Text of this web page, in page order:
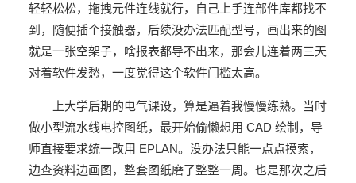
轻轻松松，拖拽元件连线就行，自己上手连部件库都找不
到，随便插个接触器，后续没办法匹配型号，画出来的图
就是一张空架子，啥报表都导不出来，那会儿连着两三天
对着软件发愁，一度觉得这个软件门槛太高。
上大学后期的电气课设，算是逼着我慢慢练熟。当时
做小型流水线电控图纸，最开始偷懒想用 CAD 绘制，导
师直接要求统一改用 EPLAN。没办法只能一点点摸索，
边查资料边画图，整套图纸磨了整整一周。也是那次之后